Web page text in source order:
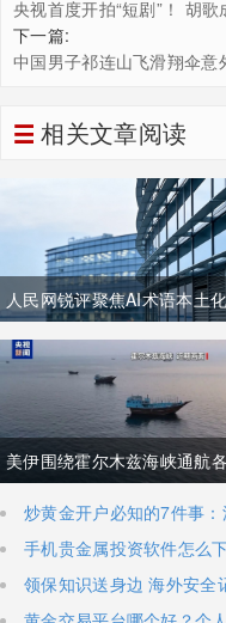
央视首度开拍“短剧”！ 胡
下一篇:
中国男子祁连山飞滑翔伞
相关文章阅读
人民网锐评聚焦AI术语本土化
夯实中文科技话语体系关乎
科技话语权争夺
美伊围绕霍尔木兹海峡通航
一词，美方称临时协议即将
地，伊朗坚称仅与阿曼双边
商、通航恢复取决于美方态
炒黄金开户必知的7件事
手机贵金属投资软件怎么
领保知识送身边 海外安